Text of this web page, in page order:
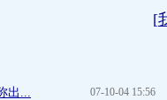
[
07-10-04 15:56
...